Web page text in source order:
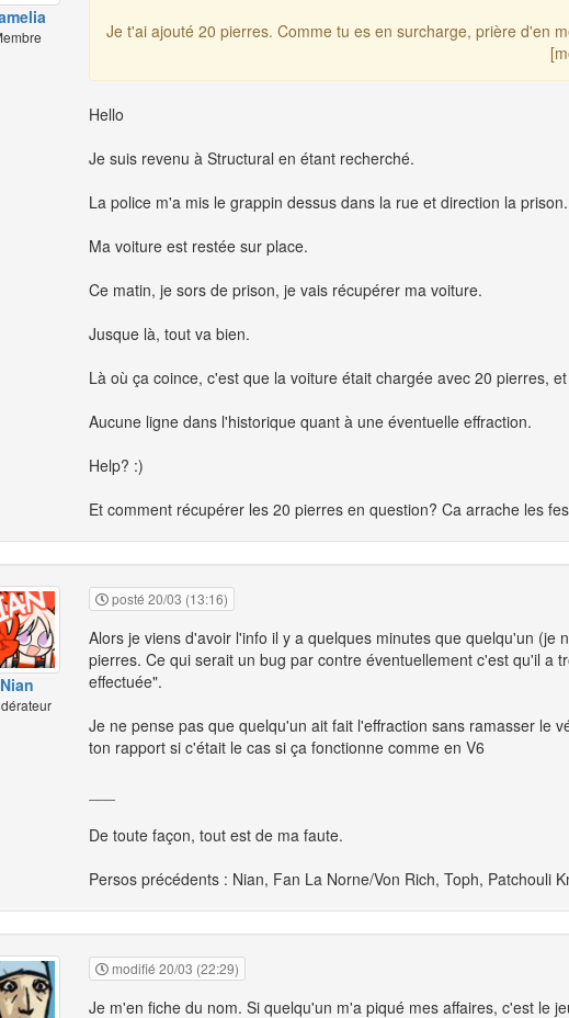
Je t'ai ajouté 20 pierres. Comme tu es en surcharge, prière d'en
Hello
Je suis revenu à Structural en étant recherché.
La police m'a mis le grappin dessus dans la rue et direction la prison.
Ma voiture est restée sur place.
Ce matin, je sors de prison, je vais récupérer ma voiture.
Jusque là, tout va bien.
Là où ça coince, c'est que la voiture était chargée avec 20 pierres,
Aucune ligne dans l'historique quant à une éventuelle effraction.
Help? :)
Et comment récupérer les 20 pierres en question? Ca arrache les
Nian
posté 20/03 (13:16)
Alors je viens d'avoir l'info il y a quelques minutes que quelqu'un (je
pierres. Ce qui serait un bug par contre éventuellement c'est qu'il a
effectuée".
Je ne pense pas que quelqu'un ait fait l'effraction sans ramasser le
ton rapport si c'était le cas si ça fonctionne comme en V6
De toute façon, tout est de ma faute.
Persos précédents : Nian, Fan La Norne/Von Rich, Toph, Patchouli
modifié 20/03 (22:29)
Je m'en fiche du nom. Si quelqu'un m'a piqué mes affaires, c'est le